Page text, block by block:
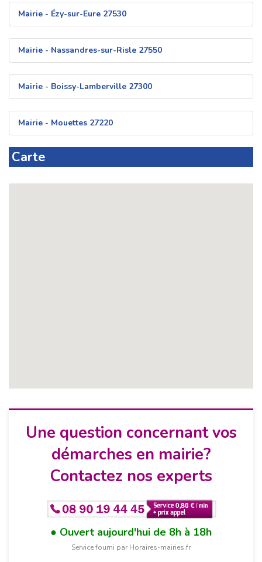
Mairie - Ézy-sur-Eure 27530
Mairie - Nassandres-sur-Risle 27550
Mairie - Boissy-Lamberville 27300
Mairie - Mouettes 27220
Carte
Une question concernant vos
démarches en mairie?
Contactez nos experts
Ouvert aujourd'hui de 8h à 18h
Service fourni par Horaires-mairies.fr